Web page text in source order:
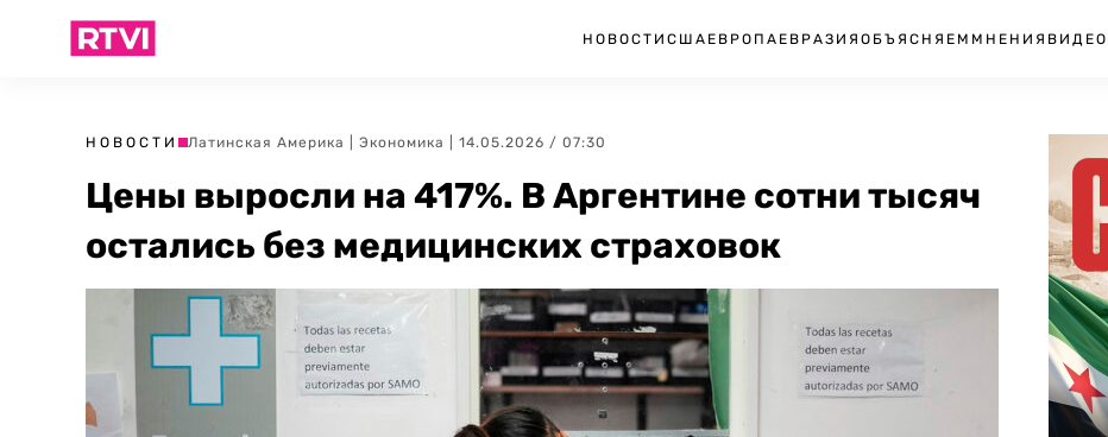
НОВОСТИ США ЕВРОПА ЕВРАЗИЯ ОБЪЯСНЯЕМ МНЕНИЯ ВИДЕО
НОВОСТИ Латинская Америка Экономика | 14.05.2026 / 07:30
Цены выросли на 417%. В Аргентине сотни тысяч
остались без медицинских страховок